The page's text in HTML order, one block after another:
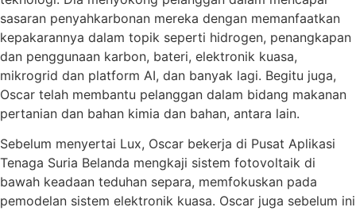
sasaran penyahkarbonan mereka dengan memanfaatkan
kepakarannya dalam topik seperti hidrogen, penangkapan
dan penggunaan karbon, bateri, elektronik kuasa,
mikrogrid dan platform AI, dan banyak lagi. Begitu juga,
Oscar telah membantu pelanggan dalam bidang makanan
pertanian dan bahan kimia dan bahan, antara lain.
Sebelum menyertai Lux, Oscar bekerja di Pusat Aplikasi
Tenaga Suria Belanda mengkaji sistem fotovoltaik di
bawah keadaan teduhan separa, memfokuskan pada
pemodelan sistem elektronik kuasa. Oscar juga sebelum ini